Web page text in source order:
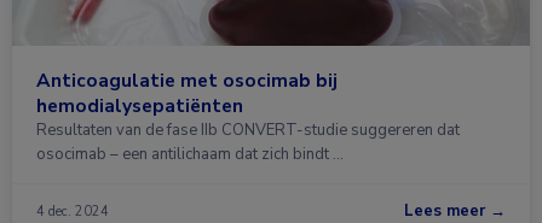
Anticoagulatie met osocimab bij
hemodialysepatiënten
Resultaten van de fase IIb CONVERT-studie suggereren dat
osocimab – een antilichaam dat zich bindt …
4 dec. 2024 Lees meer →